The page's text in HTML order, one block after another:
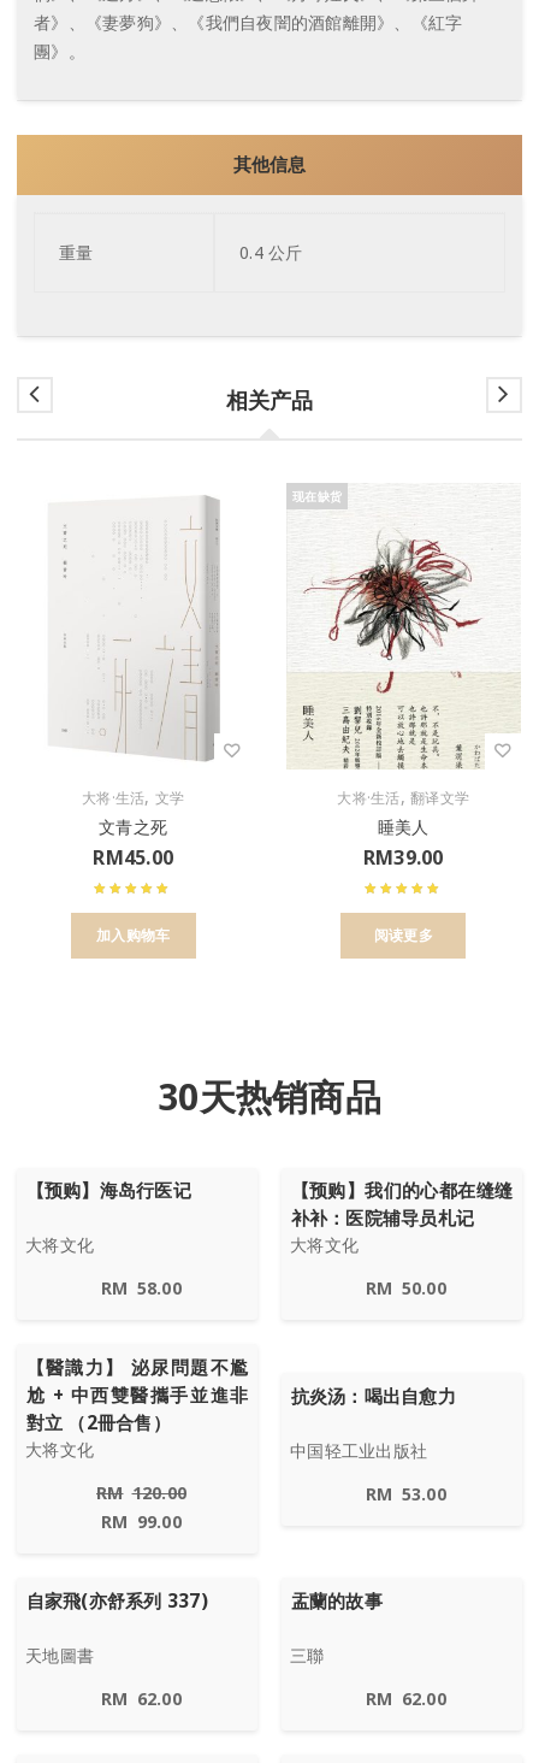
者》、《妻夢狗》、《我們自夜闇的酒館離開》、《紅字
團》。
其他信息
重量 0.4 公斤
相关产品
大将·生活, 文学
文青之死
RM45.00
加入购物车
现在缺货
大将·生活,翻译文学
睡美人
RM39.00
阅读更多
30天热销商品
【预购】海岛行医记
大将文化
RM 58.00
【预购】我们的心都在缝缝
补补：医院辅导员札记
大将文化
RM 50.00
【醫識力】 泌尿問題不尷
尬 + 中西雙醫攜手並進非
對立 （2冊合售）
大将文化
RM 120.00
RM 99.00
抗炎汤：喝出自愈力
中国轻工业出版社
RM 53.00
自家飛(亦舒系列 337)
天地圖書
RM 62.00
盂蘭的故事
三聯
RM 62.00